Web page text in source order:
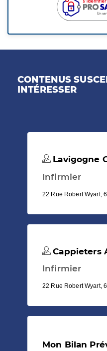
CONTENUS
INTÉRESSER
Lavigogne
Infirmier
22 Rue Robert Wyart,
Cappieters
Infirmier
22 Rue Robert Wyart,
Mon Bilan